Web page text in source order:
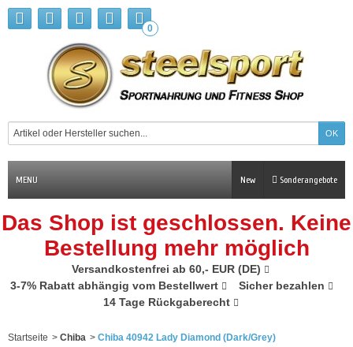
0
MENU Sonderangebote
New
Das Shop ist geschlossen. Keine
Bestellung mehr möglich
Versandkostenfrei ab 60,- EUR (DE)
3-7% Rabatt abhängig vom Bestellwert
Sicher bezahlen
14 Tage Rückgaberecht
Startseite > Chiba > Chiba 40942 Lady Diamond (Dark/Grey)